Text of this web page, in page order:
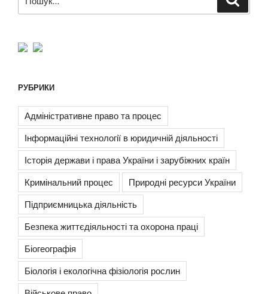
за
РУБРИКИ
Адміністративне право та процес
Інформаційні технології в юридичній діяльності
Історія держави і права України і зарубіжних країн
Кримінальний процес
Природні ресурси України
Підприємницька діяльність
Безпека життєдіяльності та охорона праці
Біогеографія
Біологія і екологічна фізіологія рослин